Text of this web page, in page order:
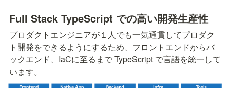
Full Stack TypeScript での高い開発生産性
プロダクトエンジニアが１人でも一気通貫してプロダク
ト開発をできるようにするため、フロントエンドからバ
ックエンド、IaCに至るまで TypeScript で言語を統一して
います。